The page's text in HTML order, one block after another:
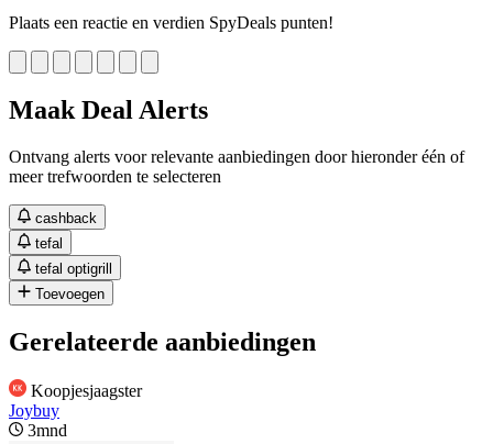
Plaats een reactie en verdien SpyDeals punten!
Maak Deal Alerts
Ontvang alerts voor relevante aanbiedingen door hieronder één of
meer trefwoorden te selecteren
cashback
tefal
tefal optigrill
Toevoegen
Gerelateerde aanbiedingen
Koopjesjaagster
Joybuy
3mnd